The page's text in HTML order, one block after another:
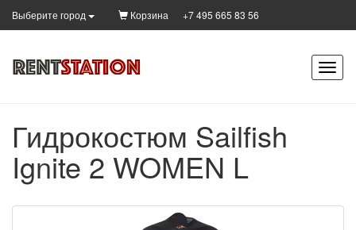
Выберите город Корзина +7 495 665 83 56
Гидрокостюм Sailfish
Ignite 2 WOMEN L